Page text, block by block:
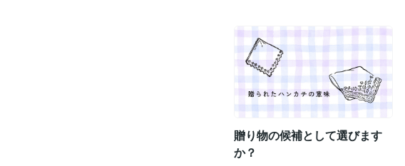
贈り物の候補として選びます
か？